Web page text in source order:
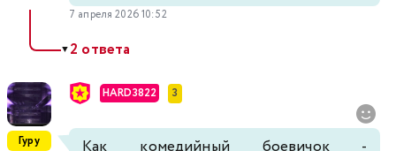
7 апреля 2026 10:52
▼2 ответа
Гуру
HARD3822 3